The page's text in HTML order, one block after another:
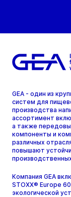
GEA - один из
систем для
производства
ассортимент
а также
компоненты и
различных
повышают
Компания GEA
STOXX® Europe
экологической